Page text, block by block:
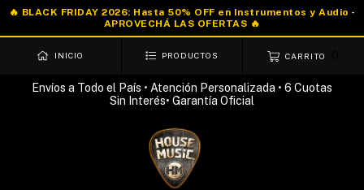
INICIO PRODUCTOS CARRITO
Envíos a Todo el País • Atención Personalizada • 6 Cuotas
Sin Interés• Garantía Oficial